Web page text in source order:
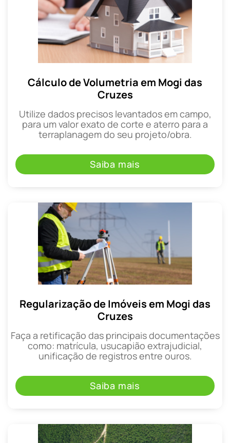
Cálculo de Volumetria em Mogi das
Cruzes
Utilize dados precisos levantados em campo,
para um valor exato de corte e aterro para a
terraplanagem do seu projeto/obra.
Saiba mais
Regularização de Imóveis em Mogi das
Cruzes
Faça a retificação das principais documentações
como: matrícula, usucapião extrajudicial,
unificação de registros entre ouros.
Saiba mais